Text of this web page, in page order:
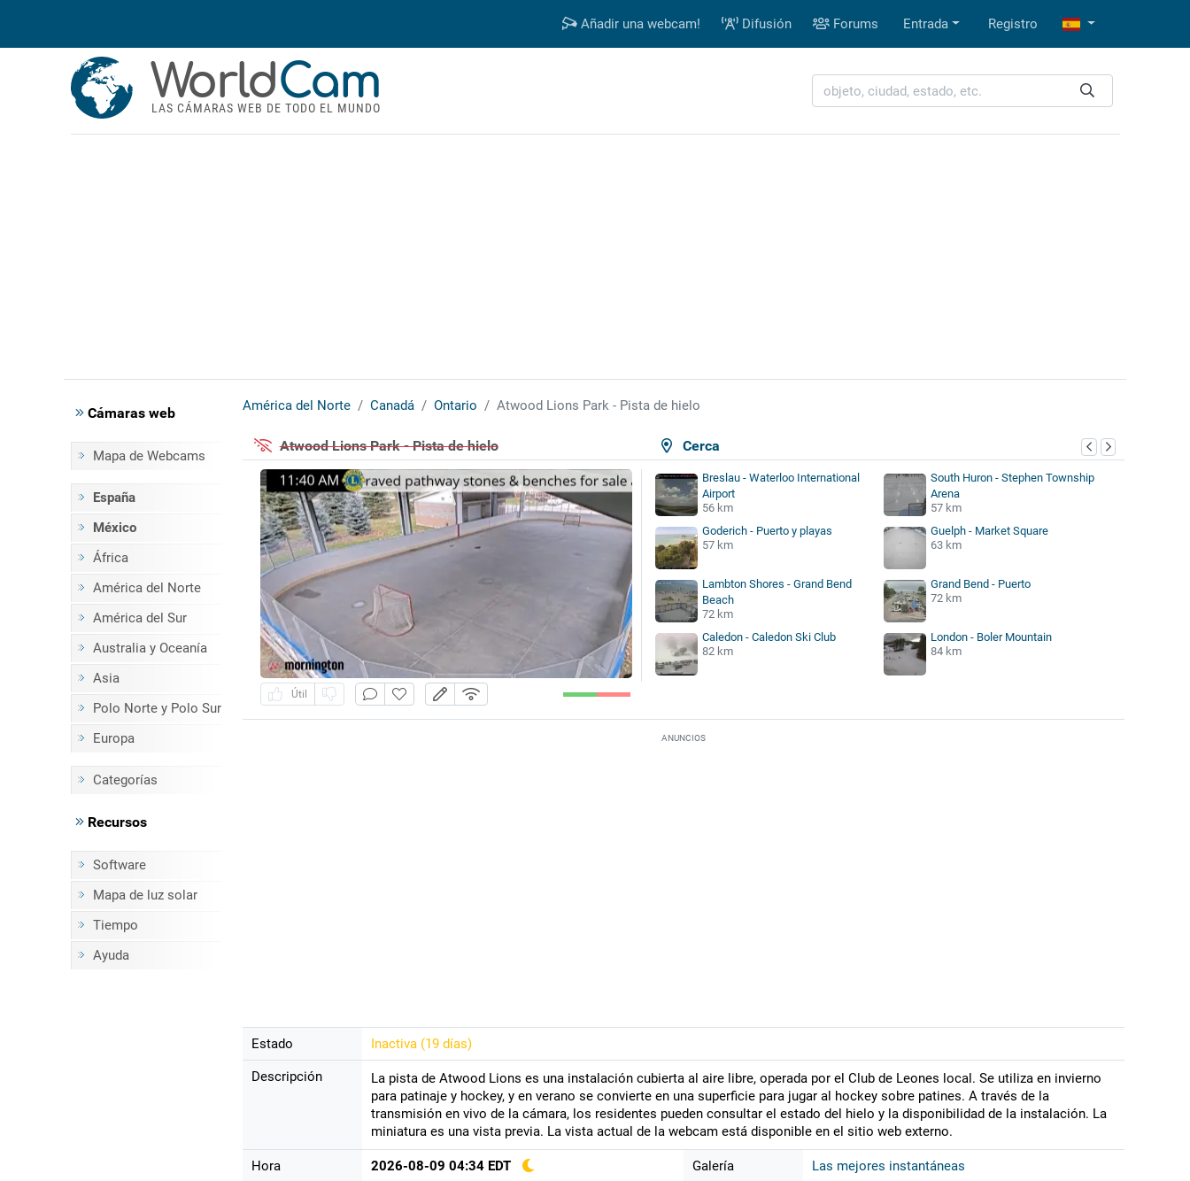
Añadir una webcam! Difusión Forums Entrada Registro
WorldCam
LAS CÁMARAS WEB DE TODO EL MUNDO
Cámaras web
Mapa de Webcams
España
México
África
América del Norte
América del Sur
Australia y Oceanía
Asia
Polo Norte y Polo Sur
Europa
Categorías
Recursos
Software
Mapa de luz solar
Tiempo
Ayuda
América del Norte Canadá Ontario Atwood Lions Park - Pista de hielo
Cerca
Atwood Lions Park - Pista de hielo
Útil
Breslau - Waterloo International
Airport
56 km
South Huron - Stephen Township
Arena
57 km
Goderich - Puerto y playas
57 km
Guelph - Market Square
63 km
Lambton Shores - Grand Bend
Beach
72 km
Grand Bend - Puerto
72 km
Caledon - Caledon Ski Club
82 km
London - Boler Mountain
84 km
ANUNCIOS
Estado Inactiva (19 días)
Descripción
La pista de Atwood Lions es una instalación cubierta al aire libre, operada por el Club de Leones local. Se utiliza en invierno
para patinaje y hockey, y en verano se convierte en una superficie para jugar al hockey sobre patines. A través de la
transmisión en vivo de la cámara, los residentes pueden consultar el estado del hielo y la disponibilidad de la instalación. La
miniatura es una vista previa. La vista actual de la webcam está disponible en el sitio web externo.
Hora 2026-08-09 04:34 EDT Galería Las mejores instantáneas